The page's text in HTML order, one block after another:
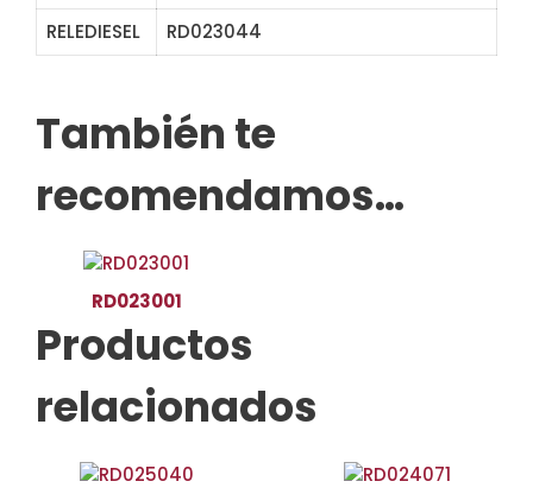
RELEDIESEL
RD023044
También te
recomendamos…
RD023001
Productos
relacionados